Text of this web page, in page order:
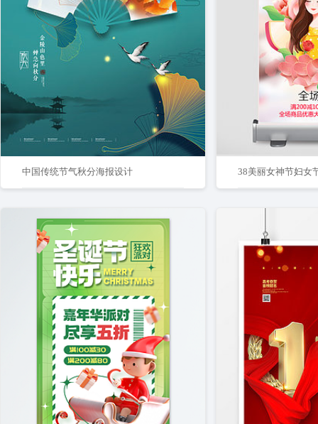
中国传统节气秋分海报设计 38美丽女神节妇女